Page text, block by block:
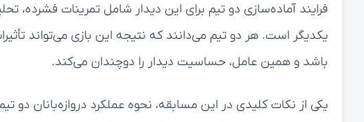
فرایند آماده‌سازی دو تیم برای این دیدار شامل تمرینات
یکدیگر است. هر دو تیم می‌دانند که نتیجه این بازی می‌تواند
باشد و همین عامل، حساسیت دیدار را دوچندان می‌کند.
یکی از نکات کلیدی در این مسابقه، نحوه عملکرد دروازه‌بانان دو